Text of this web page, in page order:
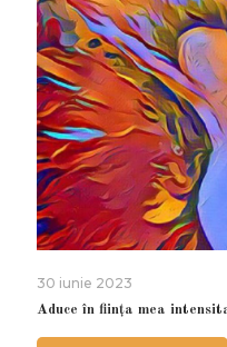
30 iunie 2023
Aduce în ființa mea